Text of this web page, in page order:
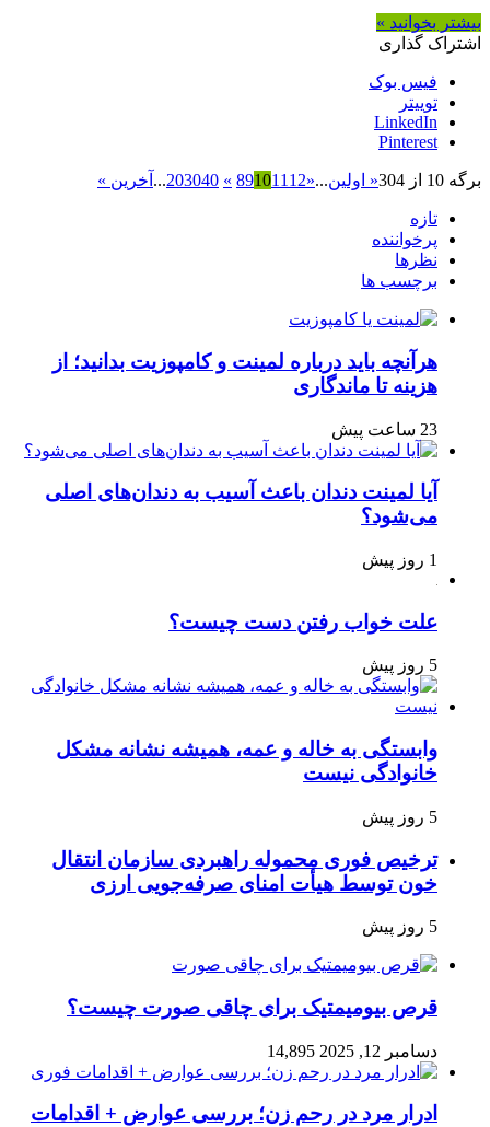
بیشتر بخوانید »
اشتراک گذاری
فیس بوک
توییتر
LinkedIn
Pinterest
برگه 10 از 304 « اولین...
«
891011 12
»
203040
... آخرین »
تازه
پرخواننده
نظرها
برچسب ها
هرآنچه باید درباره لمینت و کامپوزیت بدانید؛ از
هزینه تا ماندگاری
23 ساعت پیش
آیا لمینت دندان باعث آسیب به دندان‌های اصلی
می‌شود؟
1 روز پیش
علت خواب رفتن دست چیست؟
5 روز پیش
وابستگی به خاله و عمه، همیشه نشانه مشکل
خانوادگی نیست
5 روز پیش
ترخیص فوری محموله راهبردی سازمان انتقال
خون توسط هیأت امنای صرفه‌جویی ارزی
5 روز پیش
قرص بیومیمتیک برای چاقی صورت چیست؟
دسامبر 12, 2025 14,895
ادرار مرد در رحم زن؛ بررسی عوارض + اقدامات